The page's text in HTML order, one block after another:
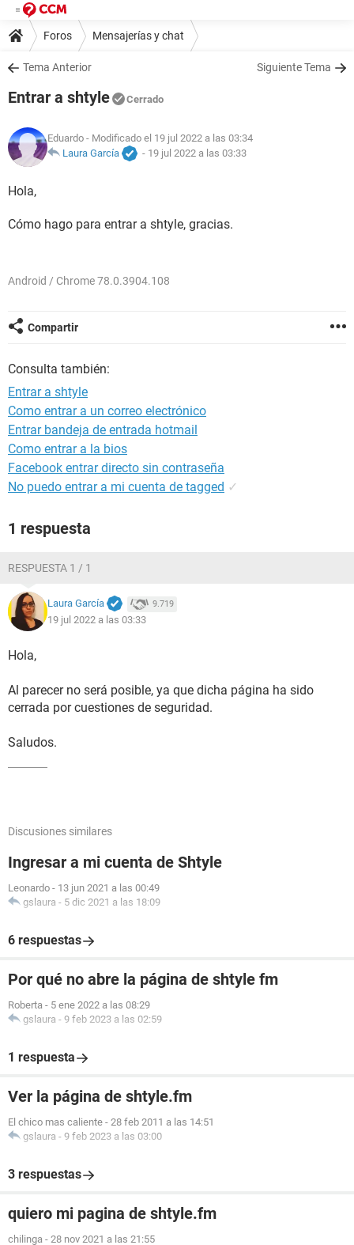
Foros Mensajerías y chat
Tema Anterior Siguiente Tema
Entrar a shtyle Cerrado
Eduardo - Modificado el 19 jul 2022 a las 03:34
Laura García
- 19 jul 2022 a las 03:33
Hola,
Cómo hago para entrar a shtyle, gracias.
Android / Chrome 78.0.3904.108
Compartir
Consulta también:
Entrar a shtyle
Como entrar a un correo electrónico
Entrar bandeja de entrada hotmail
Como entrar a la bios
Facebook entrar directo sin contraseña
No puedo entrar a mi cuenta de tagged ✓
1 respuesta
RESPUESTA 1 / 1
Laura García 9.719
19 jul 2022 a las 03:33
Hola,
Al parecer no será posible, ya que dicha página ha sido
cerrada por cuestiones de seguridad.
Saludos.
Discusiones similares
Ingresar a mi cuenta de Shtyle
Leonardo - 13 jun 2021 a las 00:49
gslaura - 5 dic 2021 a las 18:09
6 respuestas
Por qué no abre la página de shtyle fm
Roberta - 5 ene 2022 a las 08:29
gslaura - 9 feb 2023 a las 02:59
1 respuesta
Ver la página de shtyle.fm
El chico mas caliente - 28 feb 2011 a las 14:51
gslaura - 9 feb 2023 a las 03:00
3 respuestas
quiero mi pagina de shtyle.fm
chilinga - 28 nov 2021 a las 21:55